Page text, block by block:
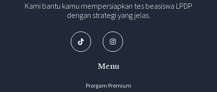
Kami bantu kamu mempersiapkan tes beasiswa LPDP
dengan strategi yang jelas.
Menu
Prorgam Premium